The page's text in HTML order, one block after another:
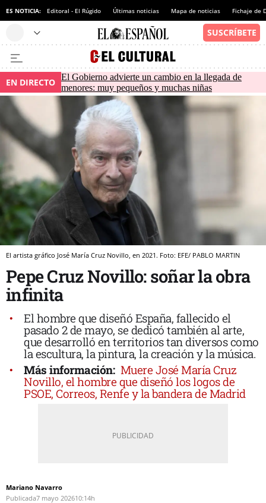
ES NOTICIA: Editoral - El Rúgido Últimas noticias Mapa de noticias Fichaje de
EN DIRECTO El Gobierno advierte un cambio en la llegada de
menores: muy pequeños y muchas niñas
El artista gráfico José María Cruz Novillo, en 2021. Foto: EFE/ PABLO MARTIN
Pepe Cruz Novillo: soñar la obra
infinita
El hombre que diseñó España, fallecido el
pasado 2 de mayo, se dedicó también al arte,
que desarrolló en territorios tan diversos como
la escultura, la pintura, la creación y la música.
Más información: Muere José María Cruz
Novillo, el hombre que diseñó los logos de
PSOE, Correos, Renfe y la bandera de Madrid
Mariano Navarro
Publicada7 mayo 202610:14h